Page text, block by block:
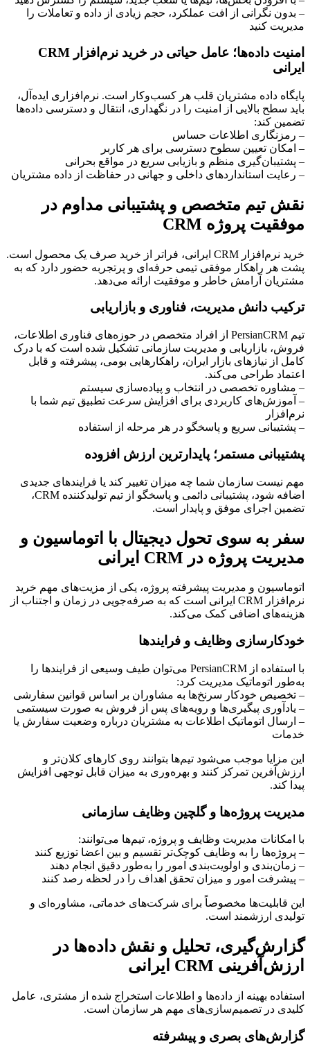
– بدون نگرانی از افت عملکرد، حجم زیادی از داده و تعاملات را
مدیریت کنید
امنیت داده‌ها؛ عامل حیاتی در خرید نرم‌افزار CRM
ایرانی
پایگاه داده مشتریان قلب هر کسب‌وکار است. نرم‌افزاری ایده‌آل،
باید سطح بالایی از امنیت را در نگهداری، انتقال و دسترسی داده‌ها
تضمین کند:
– رمزنگاری اطلاعات حساس
– امکان تعیین سطوح دسترسی برای هر کاربر
– پشتیبان‌گیری منظم و بازیابی سریع در مواقع بحرانی
– رعایت استانداردهای داخلی و جهانی در حفاظت از داده مشتریان
نقش تیم متخصص و پشتیبانی مداوم در
موفقیت پروژه CRM
خرید نرم‌افزار CRM ایرانی، فراتر از خرید صرف یک محصول است.
پشت هر راهکار موفقی تیمی حرفه‌ای و پرتجربه حضور دارد که به
مشتریان آرامش خاطر و موفقیت ارائه می‌دهد.
ترکیب دانش مدیریت، فناوری و بازاریابی
تیم PersianCRM از افراد متخصص در حوزه‌های فناوری اطلاعات،
فروش، بازاریابی و مدیریت سازمانی تشکیل شده است که با درک
کامل از نیازهای بازار ایران، راهکارهایی بومی، پیشرفته و قابل
اعتماد طراحی می‌کند.
– مشاوره تخصصی در انتخاب و پیاده‌سازی سیستم
– آموزش‌های کاربردی برای افزایش سرعت تطبیق تیم شما با
نرم‌افزار
– پشتیبانی سریع و پاسخگو در هر مرحله از استفاده
پشتیبانی مستمر؛ پایدارترین ارزش افزوده
مهم نیست سازمان شما چه میزان تغییر کند یا فرایندهای جدیدی
اضافه شود، پشتیبانی دائمی و پاسخگو از تیم تولیدکننده CRM،
تضمین اجرای موفق و پایدار است.
سفر به سوی تحول دیجیتال با اتوماسیون و
مدیریت پروژه در CRM ایرانی
اتوماسیون و مدیریت پیشرفته پروژه، یکی از مزیت‌های مهم خرید
نرم‌افزار CRM ایرانی است که به صرفه‌جویی در زمان و اجتناب از
هزینه‌های اضافی کمک می‌کند.
خودکارسازی وظایف و فرایندها
با استفاده از PersianCRM می‌توان طیف وسیعی از فرایندها را
به‌طور اتوماتیک مدیریت کرد:
– تخصیص خودکار سرنخ‌ها به مشاوران بر اساس قوانین سفارشی
– یادآوری پیگیری‌ها و رویه‌های پس از فروش به صورت سیستمی
– ارسال اتوماتیک اطلاعات به مشتریان درباره وضعیت سفارش یا
خدمات
این مزایا موجب می‌شود تیم‌ها بتوانند روی کارهای کلان‌تر و
ارزش‌آفرین تمرکز کنند و بهره‌وری به میزان قابل توجهی افزایش
پیدا کند.
مدیریت پروژه‌ها و گلچین وظایف سازمانی
با امکانات مدیریت وظایف و پروژه، تیم‌ها می‌توانند:
– پروژه‌ها را به وظایف کوچک‌تر تقسیم و بین اعضا توزیع کنند
– زمان‌بندی و اولویت‌بندی امور را به‌طور دقیق انجام دهند
– پیشرفت امور و میزان تحقق اهداف را در لحظه رصد کنند
این قابلیت‌ها مخصوصاً برای شرکت‌های خدماتی، مشاوره‌ای و
تولیدی ارزشمند است.
گزارش‌گیری، تحلیل و نقش داده‌ها در
ارزش‌آفرینی CRM ایرانی
استفاده بهینه از داده‌ها و اطلاعات استخراج شده از مشتری، عامل
کلیدی در تصمیم‌سازی‌های مهم هر سازمان است.
گزارش‌های بصری و پیشرفته